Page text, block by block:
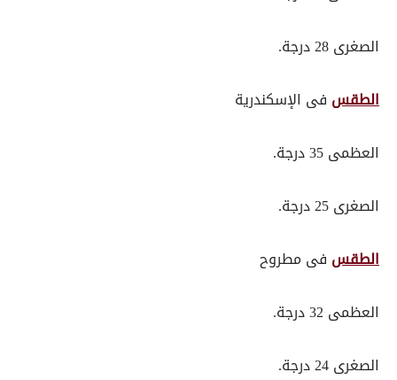
الصغرى 28 درجة.
الطقس فى الإسكندرية
العظمى 35 درجة.
الصغرى 25 درجة.
الطقس فى مطروح
العظمى 32 درجة.
الصغرى 24 درجة.